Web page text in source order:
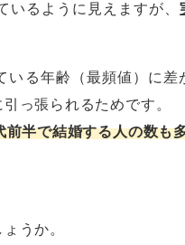
いるように見えますが、
いる年齢（最頻値）に差
っ張られるためです。
前半で結婚する人の数も
うか。